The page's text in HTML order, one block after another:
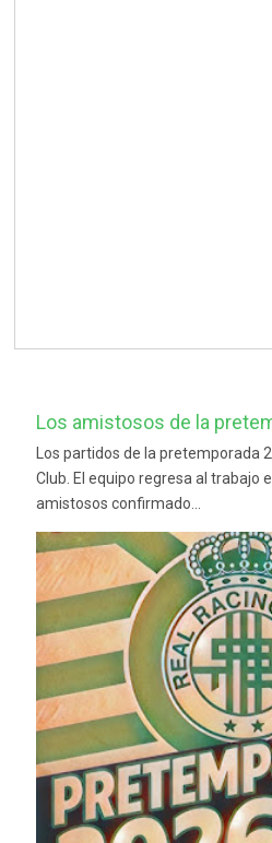
Los amistosos de la
Los partidos de la pretemporada
Club. El equipo regresa al trabajo
amistosos confirmado...